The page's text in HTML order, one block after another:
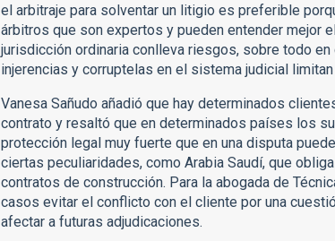
el arbitraje para solventar un litigio es preferible
árbitros que son expertos y pueden entender mejor
jurisdicción ordinaria conlleva riesgos, sobre todo
injerencias y corruptelas en el sistema judicial
Vanesa Sañudo añadió que hay determinados
contrato y resaltó que en determinados países los
protección legal muy fuerte que en una disputa
ciertas peculiaridades, como Arabia Saudí, que
contratos de construcción. Para la abogada de
casos evitar el conflicto con el cliente por una
afectar a futuras adjudicaciones.